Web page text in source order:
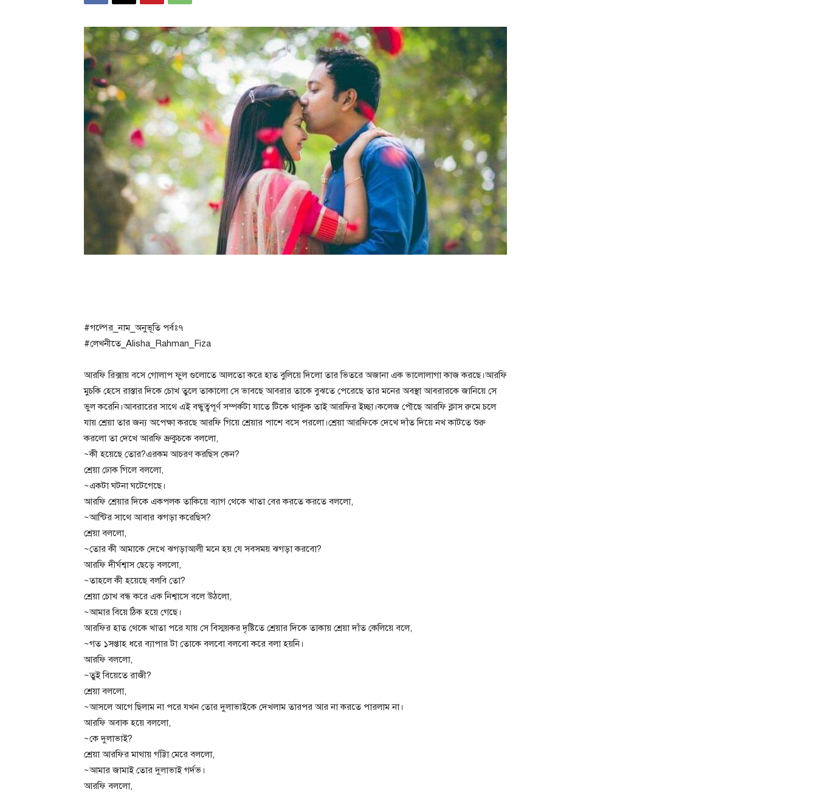
#গল্পের_নাম_অনুভূতি পর্বঃ৭
#লেখনীতে_Alisha_Rahman_Fiza
আরফি রিক্সায় বসে গোলাপ ফুল গুলোতে আলতো করে হাত বুলিয়ে দিলো তার ভিতরে অজানা এক ভালোলাগা কাজ করছে।আরফি
মুচকি হেসে রাস্তার দিকে চোখ তুলে তাকালো সে ভাবছে আবরার তাকে বুঝতে পেরেছে তার মনের অবস্থা আবরারকে জানিয়ে সে
ভুল করেনি।আবরারের সাথে এই বন্ধুত্বপূর্ণ সম্পর্কটা যাতে টিকে থাকুক তাই আরফির ইচ্ছা।কলেজ পৌছে আরফি ক্লাস রুমে চলে
যায় শ্রেয়া তার জন্য অপেক্ষা করছে আরফি গিয়ে শ্রেয়ার পাশে বসে পরলো।শ্রেয়া আরফিকে দেখে দাঁত দিয়ে নখ কাটতে শুরু
করলো তা দেখে আরফি ভ্রুকুচকে বললো,
~কী হয়েছে তোর?এরকম আচরণ করছিস কেন?
শ্রেয়া ঢোক গিলে বললো,
~একটা ঘটনা ঘটেগেছে।
আরফি শ্রেয়ার দিকে একপলক তাকিয়ে ব্যাগ থেকে খাতা বের করতে করতে বললো,
~আন্টির সাথে আবার ঝগড়া করেছিস?
শ্রেয়া বললো,
~তোর কী আমাকে দেখে ঝগড়াআলী মনে হয় যে সবসময় ঝগড়া করবো?
আরফি দীর্ঘশ্বাস ছেড়ে বললো,
~তাহলে কী হয়েছে বলবি তো?
শ্রেয়া চোখ বন্ধ করে এক নিশ্বাসে বলে উঠলো,
~আমার বিয়ে ঠিক হয়ে গেছে।
আরফির হাত থেকে খাতা পরে যায় সে বিস্ময়কর দৃষ্টিতে শ্রেয়ার দিকে তাকায় শ্রেয়া দাঁত কেলিয়ে বলে,
~গত ১সপ্তাহ ধরে ব্যাপার টা তোকে বলবো বলবো করে বলা হয়নি।
আরফি বললো,
~তুই বিয়েতে রাজী?
শ্রেয়া বললো,
~আসলে আগে ছিলাম না পরে যখন তোর দুলাভাইকে দেখলাম তারপর আর না করতে পারলাম না।
আরফি অবাক হয়ে বললো,
~কে দুলাভাই?
শ্রেয়া আরফির মাথায় গাঁট্টা মেরে বললো,
~আমার জামাই তোর দুলাভাই গর্দভ।
আরফি বললো,